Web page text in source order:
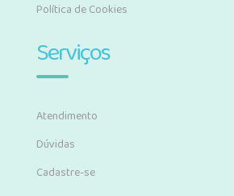
Política de Cookies
Serviços
Atendimento
Dúvidas
Cadastre-se